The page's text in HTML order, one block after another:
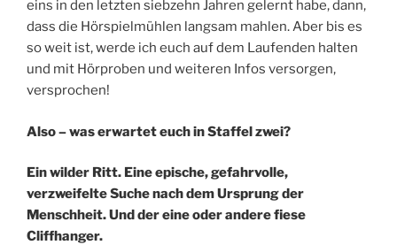
eins in den letzten siebzehn Jahren gelernt habe, dann,
dass die Hörspielmühlen langsam mahlen. Aber bis es
so weit ist, werde ich euch auf dem Laufenden halten
und mit Hörproben und weiteren Infos versorgen,
versprochen!
Also – was erwartet euch in Staffel zwei?
Ein wilder Ritt. Eine epische, gefahrvolle,
verzweifelte Suche nach dem Ursprung der
Menschheit. Und der eine oder andere fiese
Cliffhanger.